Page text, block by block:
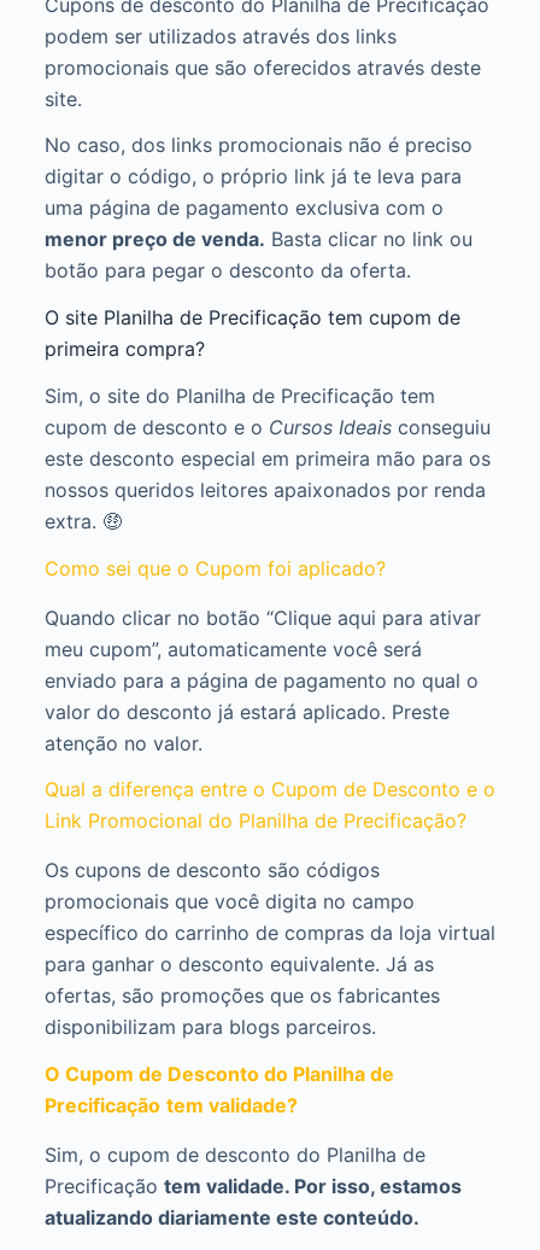
podem ser utilizados através dos links
promocionais que são oferecidos através deste
site.
No caso, dos links promocionais não é preciso
digitar o código, o próprio link já te leva para
uma página de pagamento exclusiva com o
menor preço de venda. Basta clicar no link ou
botão para pegar o desconto da oferta.
O site Planilha de Precificação tem cupom de
primeira compra?
Sim, o site do Planilha de Precificação tem
cupom de desconto e o Cursos Ideaisconseguiu
este desconto especial em primeira mão para os
nossos queridos leitores apaixonados por renda
extra. 🤑
Como sei que o Cupom foi aplicado?
Quando clicar no botão “Clique aqui para ativar
meu cupom”, automaticamente você será
enviado para a página de pagamento no qual o
valor do desconto já estará aplicado. Preste
atenção no valor.
Qual a diferença entre o Cupom de Desconto e o
Link Promocional do Planilha de Precificação?
Os cupons de desconto são códigos
promocionais que você digita no campo
específico do carrinho de compras da loja virtual
para ganhar o desconto equivalente. Já as
ofertas, são promoções que os fabricantes
disponibilizam para blogs parceiros.
O Cupom de Desconto do Planilha de
Precificação tem validade?
Sim, o cupom de desconto do Planilha de
Precificação tem validade. Por isso, estamos
atualizando diariamente este conteúdo.